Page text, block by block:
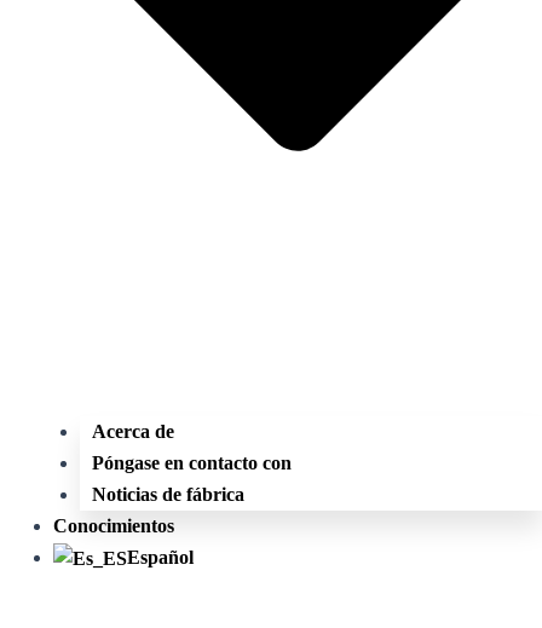
Acerca de
Póngase en contacto con
Noticias de fábrica
Conocimientos
Español